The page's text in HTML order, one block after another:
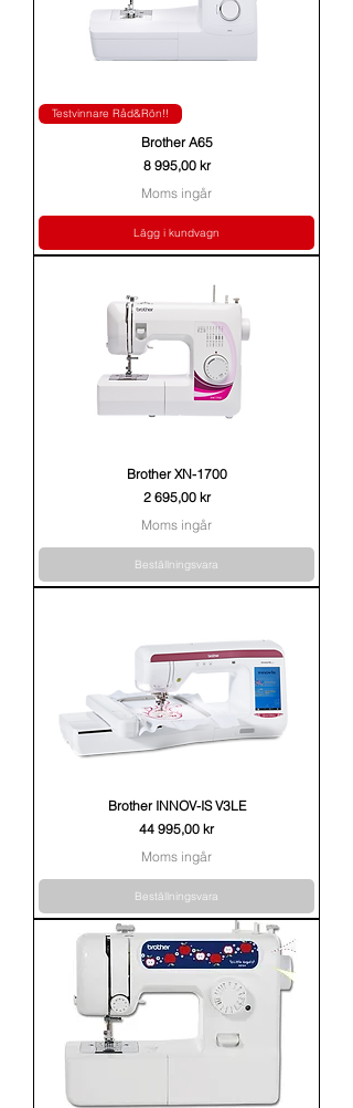
Testvinnare Råd&Rön!!
Brother A65
Pris
8 995,00 kr
Moms ingår
Lägg i kundvagn
Brother XN-1700
Pris
2 695,00 kr
Moms ingår
Beställningsvara
Brother INNOV-IS V3LE
Pris
44 995,00 kr
Moms ingår
Beställningsvara